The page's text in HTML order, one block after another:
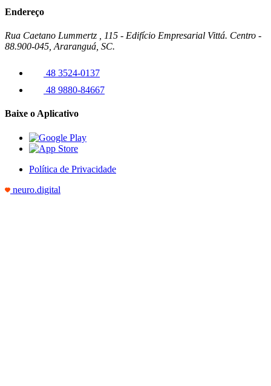
Endereço
Rua Caetano Lummertz , 115 - Edifício Empresarial Vittá. Centro -
88.900-045, Araranguá, SC.
48 3524-0137
48 9880-84667
Baixe o Aplicativo
Política de Privacidade
neuro.digital